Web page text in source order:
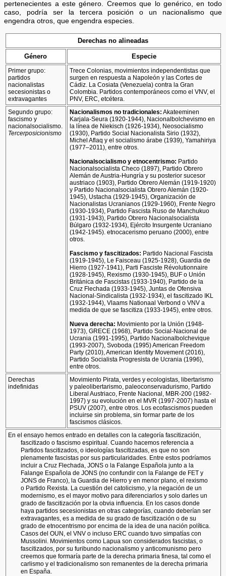
pertenecientes a este género. Creemos que lo genérico, en todo
caso, podría ser la tercera posición o un nacionalismo que
engendra otros, que engendra especies.
Derechas no alineadas
Género Especie
Primer grupo:
partidos
nacionalistas
secesionistas o
extravagantes
Trece Colonias, movimientos independentistas que
surgen en respuesta a Napoleón y las Cortes de
Cádiz. La Cosiata (Venezuela) contra la Gran
Colombia. Partidos contemporáneos como el VNV, el
PNV, ERC, etcétera.
Segundo grupo:
fascismo y
nacionalsocialismo.
Tercerposicionismo
Nacionalismos no tradicionales: Akateeminen
Karjala-Seura (1920-1944), Nacionalbolchevismo en
la línea de Niekisch (1926-1934), Neosocialismo
(1930), Partido Social Nacionalista Sirio (1932),
Michel Aflaq y el socialismo árabe (1939), Yamahiriya
(1977–2011), entre otros.
Nacionalsocialismo y etnocentrismo: Partido
Nacionalsocialista Checo (1897), Partido Obrero
Alemán de Austria-Hungría y su posterior sucesor
austriaco (1903), Partido Obrero Alemán (1919-1920)
y Partido Nacionalsocialista Obrero Alemán (1920-
1945), Ustacha (1929-1945), Organización de
Nacionalistas Ucranianos (1929-1960), Frente Negro
(1930-1934), Partido Fascista Ruso de Manchukuo
(1931-1943), Partido Obrero Nacionalsocialista
Búlgaro (1932-1934), Ejército Insurgente Ucraniano
(1942-1945). etnocacerismo peruano (2000), entre
otros.
Fascismo y fascitizados: Partido Nacional Fascista
(1919-1945), Le Faisceau (1925-1928), Guardia de
Hierro (1927-1941), Parti Fasciste Révolutionnaire
(1928-1945), Rexismo (1930-1945), BUF o Unión
Británica de Fascistas (1933-1940), Partido de la
Cruz Flechada (1933-1945), Juntas de Ofensiva
Nacional-Sindicalista (1932-1934), el fascitizado IKL
(1932-1944), Vlaams Nationaal Verbond o VNV a
medida de que se fascitiza (1933-1945), entre otros.
Nueva derecha: Movimiento por la Unión (1948-
1973), GRECE (1968), Partido Social-Nacional de
Ucrania (1991-1995), Partido Nacionalbolchevique
(1993-2007), Svoboda (1995) American Freedom
Party (2010), American Identity Movement (2016),
Partido Socialista Progresista de Ucrania (1996),
entre otros.
Derechas
indefinidas
Movimiento Pirata, verdes y ecologistas, libertarismo
y paleolibertarismo, paleoconservadurismo, Partido
Liberal Austriaco, Frente Nacional, MBR-200 (1982-
1997) y su evolución en el MVR (1997-2007) hasta el
PSUV (2007), entre otros. Los ecofascismos pueden
incluirse sin problema, sin formar parte de los
fascismos clásicos.
En el ensayo hemos entrado en detalles con la categoría fascitización,
fascitizado o fascismo espiritual. Cuando hacemos referencia a
Partidos fascitizados, o ideologías fascitizadas, es que no son
plenamente fascistas por sus particularidades. Entre estos podríamos
incluir a Cruz Flechada, JONS o la Falange Española junto a la
Falange Española de JONS (no confundir con la Falange de FET y
JONS de Franco), la Guardia de Hierro y en menor plano, el rexismo
o Partido Rexista. La cuestión del catolicismo, y la negación de un
modernismo, es el mayor motivo para diferenciarlos y solo darles un
grado de fascitización por la obvia influencia. En los casos donde
haya partidos secesionistas en otras categorías, cuando deberían ser
extravagantes, es a medida de su grado de fascitización o de su
grado de etnocentrismo por encima de la idea de una nación política.
Casos del OUN, el VNV o incluso ERC cuando tuvo simpatías con
Mussolini. Movimientos como Lapua son considerados fascistas, o
fascitizados, por su furibundo nacionalismo y anticomunismo pero
creemos que formaría parte de la derecha primaria finesa, tal como el
carlismo y el tradicionalismo son remanentes de la derecha primaria
en España.